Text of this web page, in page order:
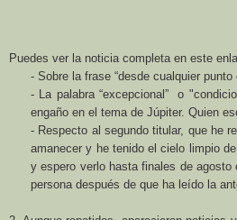
Puedes ver la noticia completa en este
- Sobre la frase “desde cualquier
- La palabra “excepcional” o
engaño en el tema de Júpiter. Quien
- Respecto al segundo titular, que he
amanecer y he tenido el cielo limpio
y espero verlo hasta finales de
persona después de que ha leído la